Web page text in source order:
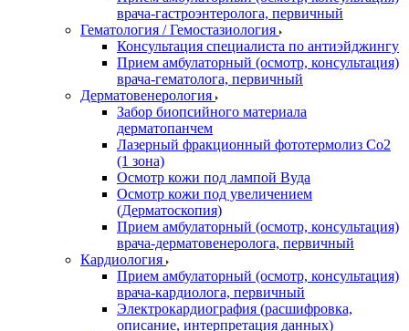
врача-гастроэнтеролога, первичный
Гематология / Гемостазиология
Консультация специалиста по антиэйджингу
Прием амбулаторный (осмотр, консультация)
врача-гематолога, первичный
Дерматовенерология
Забор биопсийного материала
дерматопанчем
Лазерный фракционный фототермолиз Со2
(1 зона)
Осмотр кожи под лампой Вуда
Осмотр кожи под увеличением
(Дерматоскопия)
Прием амбулаторный (осмотр, консультация)
врача-дерматовенеролога, первичный
Кардиология
Прием амбулаторный (осмотр, консультация)
врача-кардиолога, первичный
Электрокардиография (расшифровка,
описание, интерпретация данных)